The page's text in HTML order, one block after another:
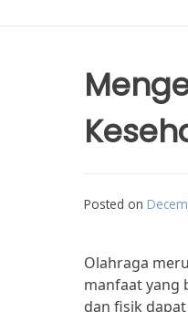
Posted on
Olahraga
manfaat yang
dan fisik